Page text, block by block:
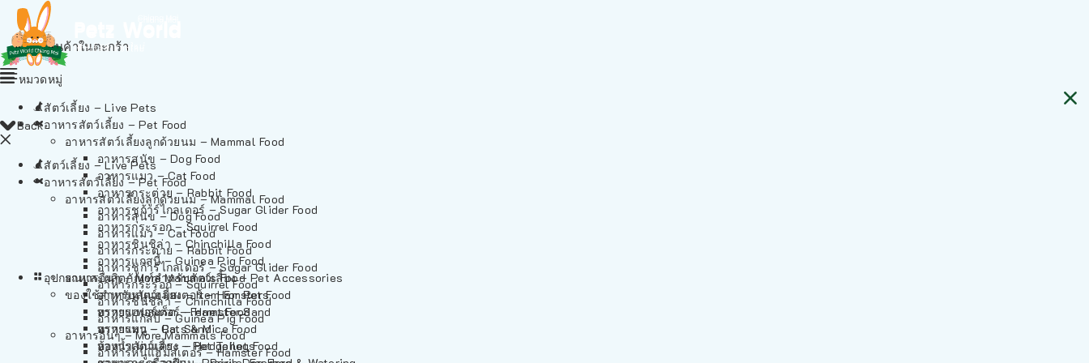
ไม่มีสินค้าในตะกร้า
Back
สัตว์เลี้ยง – Live Pets
อาหารสัตว์เลี้ยง – Pet Food
อาหารสัตว์เลี้ยงลูกด้วยนม – Mammal Food
อาหารสุนัข – Dog Food
อาหารแมว – Cat Food
อาหารกระต่าย – Rabbit Food
อาหารชูก้าร์ไกลเดอร์ – Sugar Glider Food
อาหารกระรอก – Squirrel Food
อาหารชินชิล่า – Chinchilla Food
อาหารแกสบี้ – Guinea Pig Food
อาหารอื่นๆ – More Mammals Food
อาหารหนูแฮมสเตอร์ – Hamster Food
หมวดหมู่
สัตว์เลี้ยง – Live Pets
อาหารสัตว์เลี้ยง – Pet Food
อาหารสัตว์เลี้ยงลูกด้วยนม – Mammal Food
อาหารสุนัข – Dog Food
อาหารแมว – Cat Food
อาหารกระต่าย – Rabbit Food
อาหารชูก้าร์ไกลเดอร์ – Sugar Glider Food
อาหารกระรอก – Squirrel Food
อาหารชินชิล่า – Chinchilla Food
อาหารแกสบี้ – Guinea Pig Food
อาหารอื่นๆ – More Mammals Food
อาหารหนูแฮมสเตอร์ – Hamster Food
อาหารเฟอร์เร็ต – Ferret Food
อาหารหนู – Rats & Mice Food
อาหารเม่นแคระ – Hedgehog Food
อุปกรณและผลิตภัณฑ์สำหรับสัตว์เลี้ยง – Pet Accessories
ของใช้สำหรับสัตว์เลี้ยง – Item For Pets
ทรายแฮมสเตอร์ – Hamster Sand
ทรายแมว – Cat Sand
ห้องน้ำสัตว์เลี้ยง – Pet Toilets